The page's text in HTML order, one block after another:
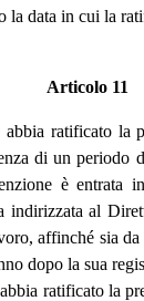
la data in cui la
Articolo 11
ratificato la
di un periodo
è entrata
indirizzata al
affinché sia
dopo la sua
ratificato la